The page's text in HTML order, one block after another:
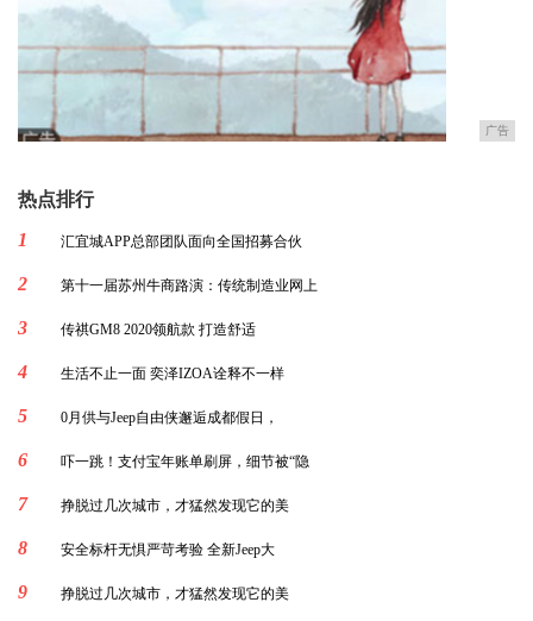
广告
热点排行
1
汇宜城APP总部团队面向全国招募合伙
2 第十一届苏州牛商路演：传统制造业网上
3 传祺GM8 2020领航款 打造舒适
4 生活不止一面 奕泽IZOA诠释不一样
5 0月供与Jeep自由侠邂逅成都假日，
6 吓一跳！支付宝年账单刷屏，细节被“隐
7 挣脱过几次城市，才猛然发现它的美
8 安全标杆无惧严苛考验 全新Jeep大
9 挣脱过几次城市，才猛然发现它的美